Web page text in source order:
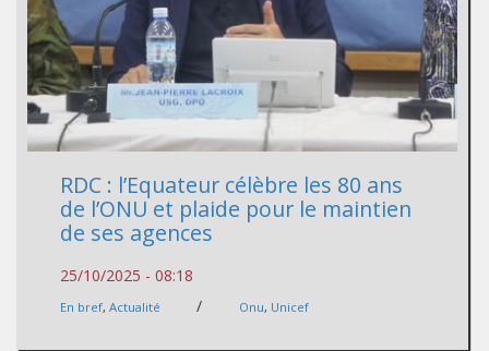
RDC : l’Equateur célèbre les 80 ans
de l’ONU et plaide pour le maintien
de ses agences
25/10/2025 - 08:18
En bref, Actualité / Onu, Unicef